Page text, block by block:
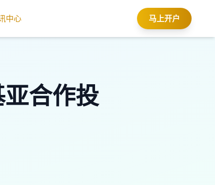
中心 马上开户
合作投